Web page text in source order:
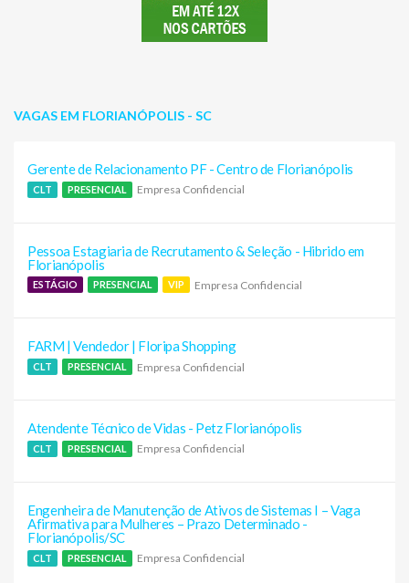
VAGAS EM FLORIANÓPOLIS - SC
Gerente de Relacionamento PF - Centro de Florianópolis
CLT PRESENCIAL Empresa Confidencial
Pessoa Estagiaria de Recrutamento & Seleção - Hibrido em
Florianópolis
ESTÁGIO PRESENCIAL VIP Empresa Confidencial
FARM | Vendedor | Floripa Shopping
CLT PRESENCIAL Empresa Confidencial
Atendente Técnico de Vidas - Petz Florianópolis
CLT PRESENCIAL Empresa Confidencial
Engenheira de Manutenção de Ativos de Sistemas I – Vaga
Afirmativa para Mulheres – Prazo Determinado -
Florianópolis/SC
CLT PRESENCIAL Empresa Confidencial